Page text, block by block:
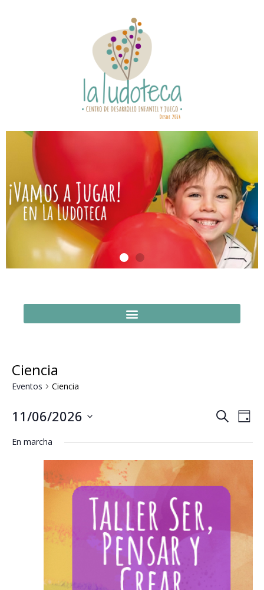
Ciencia
Eventos Ciencia
de
y
vistas
Buscar
de
Día
11/06/2026
fecha.
En marcha